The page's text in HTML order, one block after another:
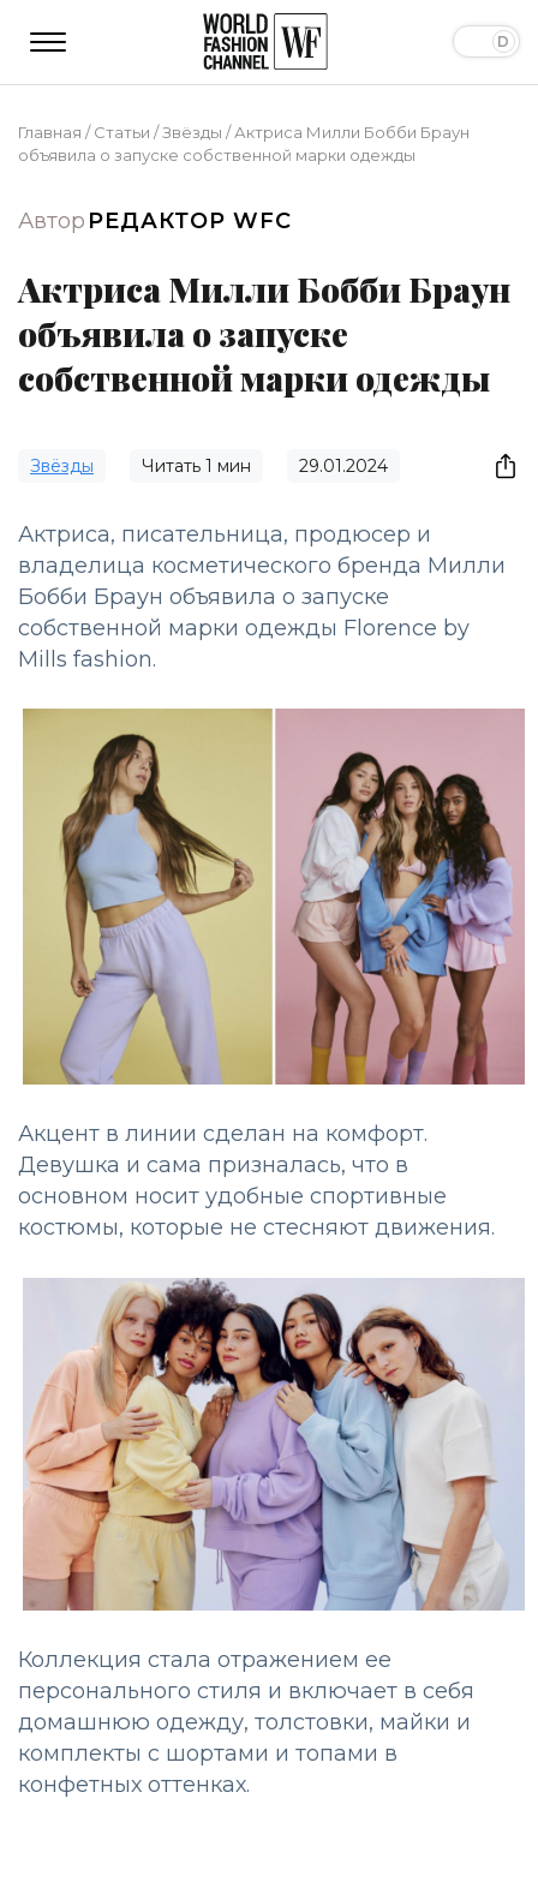
Главная /Статьи /Звёзды /Актриса Милли Бобби Браун
объявила о запуске собственной марки одежды
Автор РЕДАКТОР WFC
Актриса Милли Бобби Браун
объявила о запуске
собственной марки одежды
Звёзды Читать 1 мин 29.01.2024
Актриса, писательница, продюсер и
владелица косметического бренда Милли
Бобби Браун объявила о запуске
собственной марки одежды Florence by
Mills fashion.
Акцент в линии сделан на комфорт.
Девушка и сама призналась, что в
основном носит удобные спортивные
костюмы, которые не стесняют движения.
Коллекция стала отражением ее
персонального стиля и включает в себя
домашнюю одежду, толстовки, майки и
комплекты с шортами и топами в
конфетных оттенках.